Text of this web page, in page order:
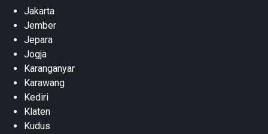
Jakarta
Jember
Jepara
Jogja
Karanganyar
Karawang
Kediri
Klaten
Kudus